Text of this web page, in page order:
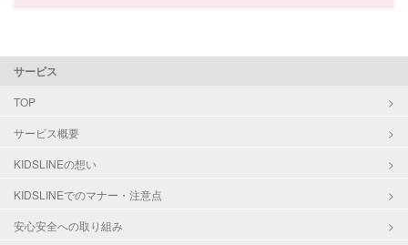
お子様の撮影
対応可能
資格
企業型割引対象(旧内閣府補助対象)
対応可能/特徴
サービス
TOP
サービス概要
KIDSLINEの想い
KIDSLINEでのマナー・注意点
安心安全への取り組み